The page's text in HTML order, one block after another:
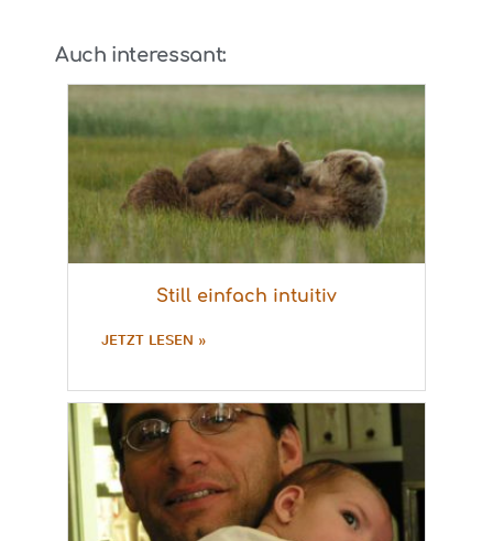
Auch interessant:
Still einfach intuitiv
JETZT LESEN »